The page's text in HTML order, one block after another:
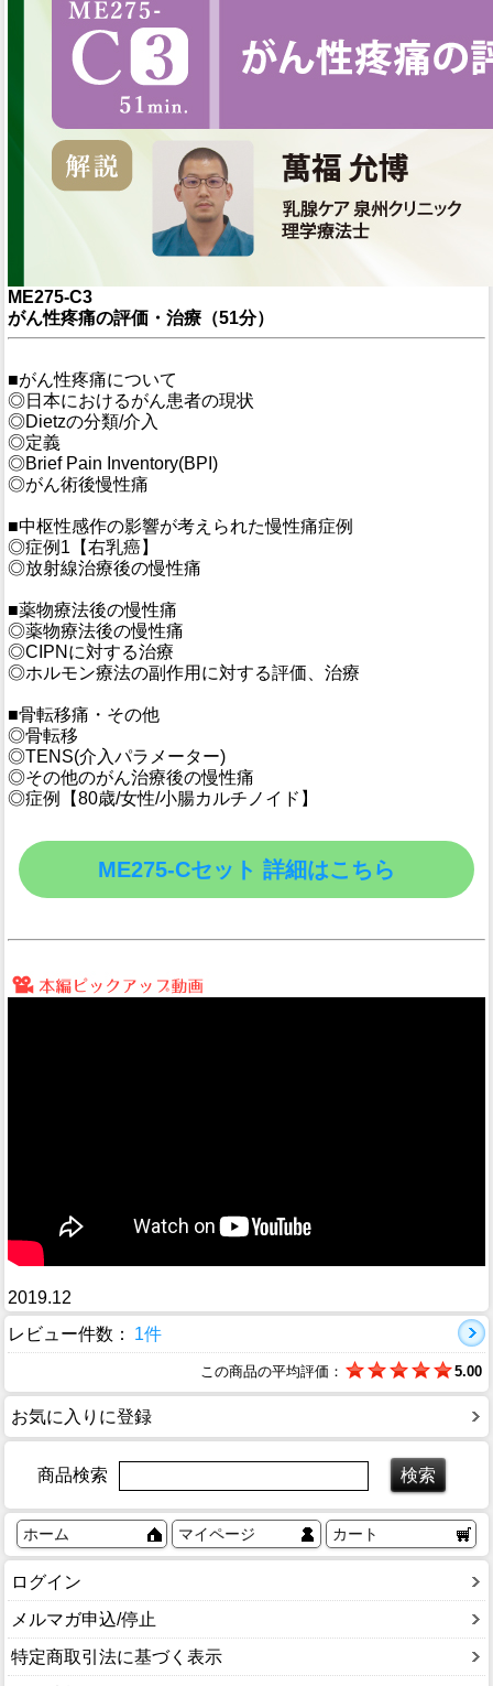
ME275-C3
がん性疼痛の評価・治療（51分）
■がん性疼痛について
◎日本におけるがん患者の現状
◎Dietzの分類/介入
◎定義
◎Brief Pain Inventory(BPI)
◎がん術後慢性痛
■中枢性感作の影響が考えられた慢性痛症例
◎症例1【右乳癌】
◎放射線治療後の慢性痛
■薬物療法後の慢性痛
◎薬物療法後の慢性痛
◎CIPNに対する治療
◎ホルモン療法の副作用に対する評価、治療
■骨転移痛・その他
◎骨転移
◎TENS(介入パラメーター)
◎その他のがん治療後の慢性痛
◎症例【80歳/女性/小腸カルチノイド】
ME275-Cセット 詳細はこちら
2019.12
レビュー件数：
1件
この商品の平均評価： 5.00
お気に入りに登録
商品検索
ホーム マイページ カート
ログイン
メルマガ申込/停止
特定商取引法に基づく表示